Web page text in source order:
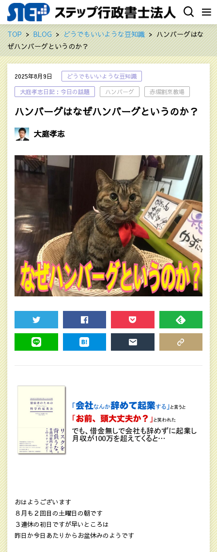
TOP BLOG どうでもいいような豆知識
ハンバーグはな
ぜハンバーグというのか？
2025年8月9日
どうでもいいような豆知識
大庭孝志日記：今日の話題
ハンバーグ 赤堀割烹教場
ハンバーグはなぜハンバーグというのか？
大庭孝志
TWEET SHARE POCKET FEEDLY
おはようございます
８月も２回目の土曜日の朝です
３連休の初日ですが早いところは
昨日か今日あたりからお盆休みのようです